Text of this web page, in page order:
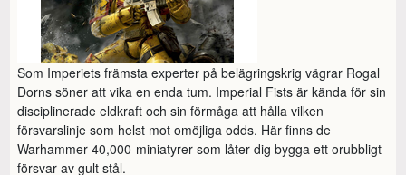
Som Imperiets främsta experter på belägringskrig vägrar Rogal
Dorns söner att vika en enda tum. Imperial Fists är kända för sin
disciplinerade eldkraft och sin förmåga att hålla vilken
försvarslinje som helst mot omöjliga odds. Här finns de
Warhammer 40,000-miniatyrer som låter dig bygga ett orubbligt
försvar av gult stål.